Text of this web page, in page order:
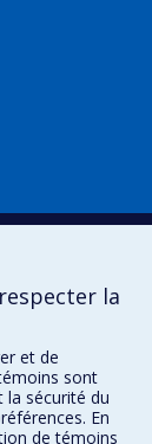
la
et de
sont
sécurité du
En
de témoins